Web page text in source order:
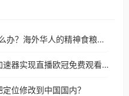
蜻蜓FM在俄罗斯用不了怎么办？海外华人的精神食粮补给方案
海外党必看：如何用回国加速器实现直播欧冠免费观看？附影视音乐全攻略
位修改到中国国内？